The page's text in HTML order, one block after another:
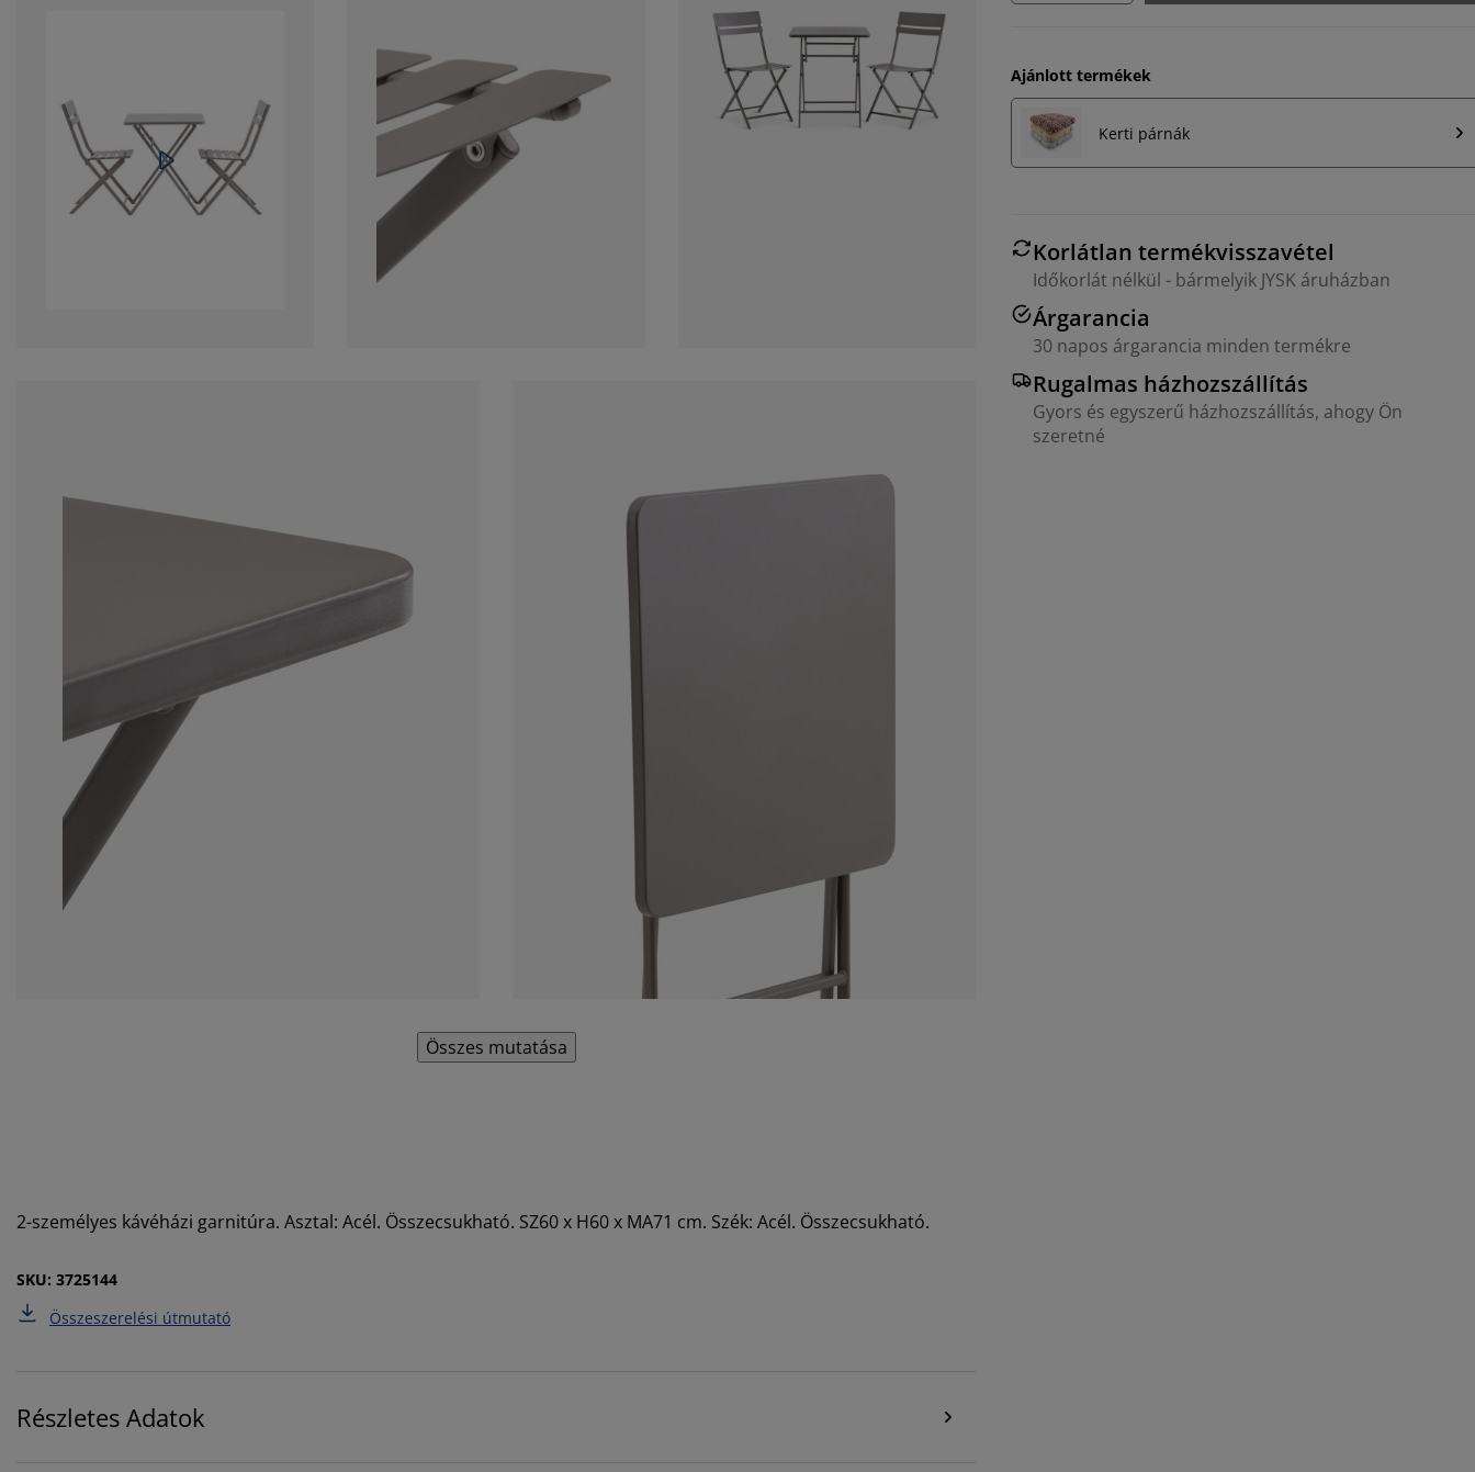
Összes mutatása
Ajánlott termékek
Kerti párnák
Korlátlan termékvisszavétel
Időkorlát nélkül - bármelyik JYSK áruházban
Árgarancia
30 napos árgarancia minden termékre
Rugalmas házhozszállítás
Gyors és egyszerű házhozszállítás, ahogy Ön
szeretné
2-személyes kávéházi garnitúra. Asztal: Acél. Összecsukható. SZ60 x H60 x MA71 cm. Szék: Acél. Összecsukható.
SKU: 3725144
Összeszerelési útmutató
Részletes Adatok